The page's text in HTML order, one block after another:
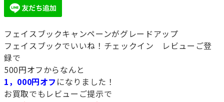
フェイスブックキャンペーンがグレードアップ
フェイスブックでいいね！チェックイン レビューご登
録で
500円オフからなんと
1，000円オフ になりました！
お買取でもレビューご提示で